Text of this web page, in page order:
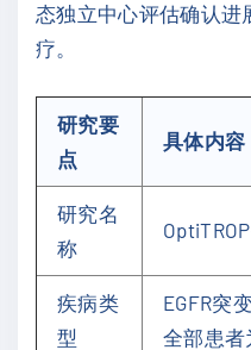
态独立中心评估确认
疗。
研究要
点
具体内容
研究名
称
疾病类
型
EGFR突
全部患者